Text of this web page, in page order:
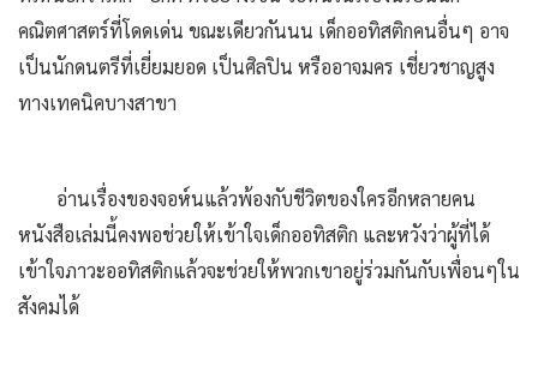
คณิตศาสตร์ที่โดดเด่น ขณะเดียวกันนน เด็กออทิสติกคนอื่นๆ อาจ
เป็นนักดนตรีที่เยี่ยมยอด เป็นศิลปิน หรืออาจมคร เชี่ยวชาญสูง
ทางเทคนิคบางสาขา
อ่านเรื่องของจอห์นแล้วพ้องกับชีวิตของใครอีกหลายคน
หนังสือเล่มนี้คงพอช่วยให้เข้าใจเด็กออทิสติก และหวังว่าผู้ที่ได้
เข้าใจภาวะออทิสติกแล้วจะช่วยให้พวกเขาอยู่ร่วมกันกับเพื่อนๆใน
สังคมได้